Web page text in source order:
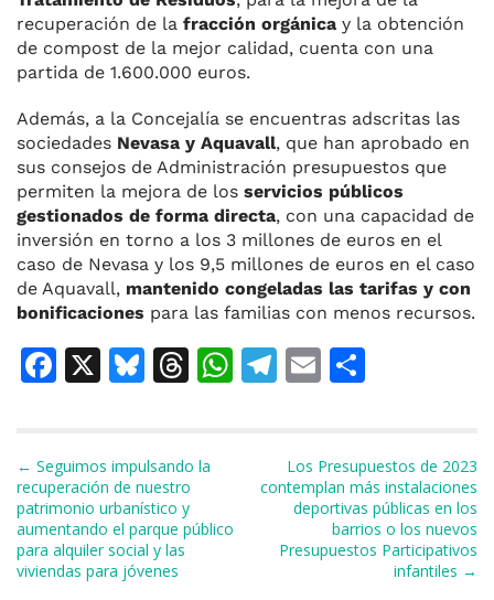
recuperación de la fracción orgánica y la obtención
de compost de la mejor calidad, cuenta con una
partida de 1.600.000 euros.
Además, a la Concejalía se encuentras adscritas las
sociedades Nevasa y Aquavall, que han aprobado en
sus consejos de Administración presupuestos que
permiten la mejora de los servicios públicos
gestionados de forma directa, con una capacidad de
inversión en torno a los 3 millones de euros en el
caso de Nevasa y los 9,5 millones de euros en el caso
de Aquavall, mantenido congeladas las tarifas y con
bonificaciones para las familias con menos recursos.
F
e
b
o
o
X
Bl
s
k
y
T
a
d
s
W T
gr
a
m
E
l
p
ar
ti
Navegación de entradas
← Seguimos impulsando la
recuperación de nuestro
patrimonio urbanístico y
aumentando el parque público
para alquiler social y las
viviendas para jóvenes
Los Presupuestos de 2023
contemplan más instalaciones
deportivas públicas en los
barrios o los nuevos
Presupuestos Participativos
infantiles →